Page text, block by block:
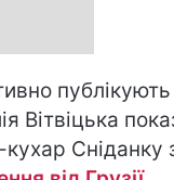
публікують
Вітвіцька
Сніданку